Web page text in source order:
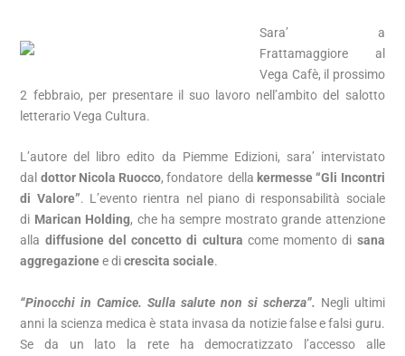
Sara’ a
Frattamaggiore al
Vega Cafè, il prossimo
2 febbraio, per presentare il suo lavoro nell’ambito del salotto
letterario Vega Cultura.
L’autore del libro edito da Piemme Edizioni, sara’ intervistato
dal dottor Nicola Ruocco, fondatore della kermesse “Gli Incontri
di Valore”. L’evento rientra nel piano di responsabilità sociale
di Marican Holding, che ha sempre mostrato grande attenzione
alla diffusione del concetto di cultura come momento di sana
aggregazionee dicrescita sociale.
“Pinocchi in Camice. Sulla salute non si scherza”. Negli ultimi
anni la scienza medica è stata invasa da notizie false e falsi guru.
Se da un lato la rete ha democratizzato l’accesso alle